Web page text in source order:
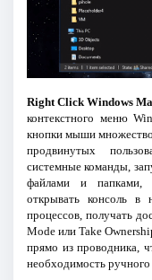
Right Click Windows
контекстного меню
кнопки мыши
продвинутых
системные команды,
файлами и папками,
открывать консоль в
процессов, получать
Mode или Take
прямо из проводника,
необходимость